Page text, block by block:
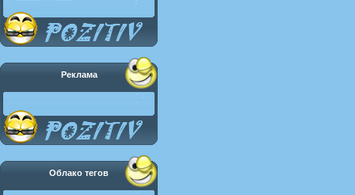
Реклама
Облако тегов